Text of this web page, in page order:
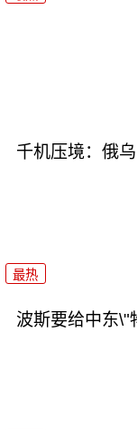
千机压境：俄
最热
波斯要给中东\"